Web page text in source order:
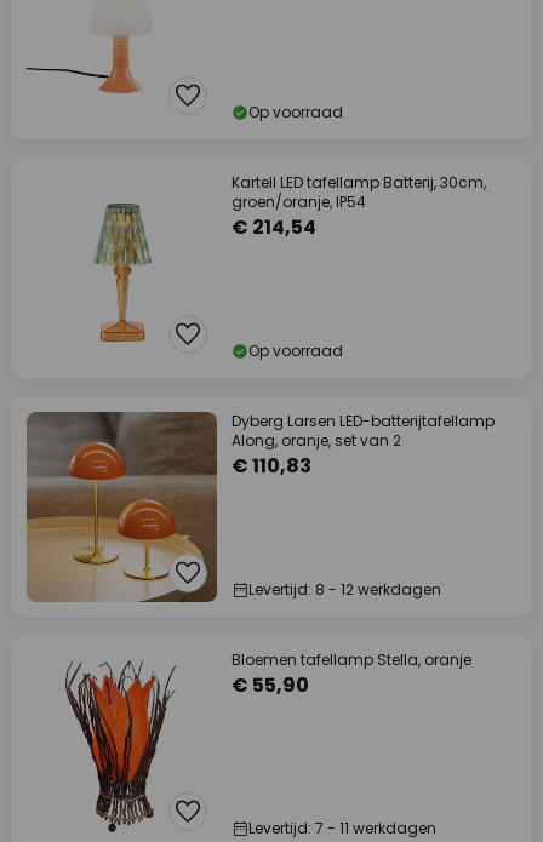
Op voorraad
Kartell LED tafellamp Batterij, 30cm,
groen/oranje, IP54
€ 214,54
Op voorraad
Dyberg Larsen LED-batterijtafellamp
Along, oranje, set van 2
€ 110,83
Levertijd: 8 - 12 werkdagen
Bloemen tafellamp Stella, oranje
€ 55,90
Levertijd: 7 - 11 werkdagen